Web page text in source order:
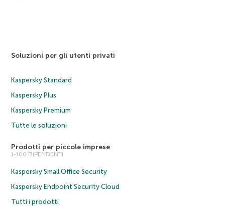
Soluzioni per gli utenti privati
Kaspersky Standard
Kaspersky Plus
Kaspersky Premium
Tutte le soluzioni
Prodotti per piccole imprese
1-100 DIPENDENTI
Kaspersky Small Office Security
Kaspersky Endpoint Security Cloud
Tutti i prodotti